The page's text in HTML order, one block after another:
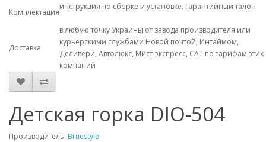
Комплектация
инструкция по сборке и установке, гарантийный талон
Доставка
в любую точку Украины от завода производителя или
курьерскими службами Новой почтой, Интаймом,
Деливери, Автолюкс, Мист-экспресс, CAT по тарифам этих
компаний
Детская горка DIO-504
Производитель: Bruestyle